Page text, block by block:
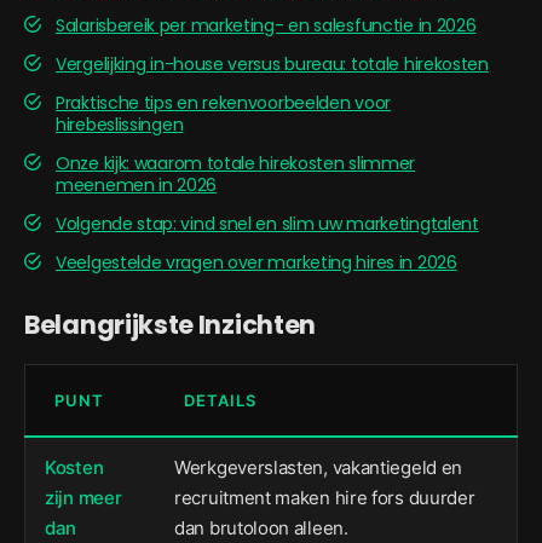
Salarisbereik per marketing- en salesfunctie in 2026
Vergelijking in-house versus bureau: totale hirekosten
Praktische tips en rekenvoorbeelden voor
hirebeslissingen
Onze kijk: waarom totale hirekosten slimmer
meenemen in 2026
Volgende stap: vind snel en slim uw marketingtalent
Veelgestelde vragen over marketing hires in 2026
Belangrijkste Inzichten
PUNT DETAILS
Kosten
zijn meer
dan
Werkgeverslasten, vakantiegeld en
recruitment maken hire fors duurder
dan brutoloon alleen.